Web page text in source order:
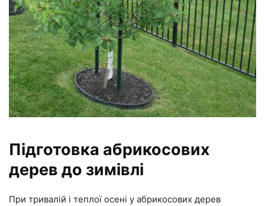
Підготовка абрикосових
дерев до зимівлі
При тривалій і теплої осені у абрикосових дерев